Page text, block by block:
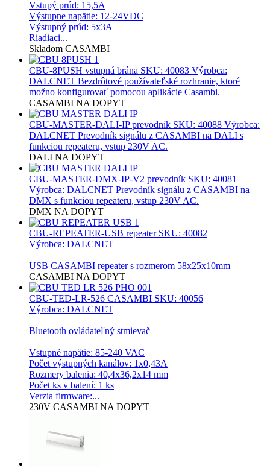
Vstupý prúd: 15,5A
Výstupne napätie: 12-24VDC
Výstupný prúd: 5x3A
Riadiaci...
Skladom CASAMBI
CBU-8PUSH vstupná brána SKU: 40083 Výrobca:
DALCNET Bezdrôtové používateľské rozhranie, ktoré
možno konfigurovať pomocou aplikácie Casambi.
CASAMBI NA DOPYT
CBU-MASTER-DALI-IP prevodník SKU: 40088 Výrobca:
DALCNET Prevodník signálu z CASAMBI na DALI s
funkciou repeateru, vstup 230V AC.
DALI NA DOPYT
CBU-MASTER-DMX-IP-V2 prevodník SKU: 40081
Výrobca: DALCNET Prevodník signálu z CASAMBI na
DMX s funkciou repeateru, vstup 230V AC.
DMX NA DOPYT
CBU-REPEATER-USB repeater SKU: 40082
Výrobca: DALCNET
USB CASAMBI repeater s rozmerom 58x25x10mm
CASAMBI NA DOPYT
CBU-TED-LR-526 CASAMBI SKU: 40056
Výrobca: DALCNET
Bluetooth ovládateľný stmievač
Vstupné napätie: 85-240 VAC
Počet výstupných kanálov: 1x0,43A
Rozmery balenia: 40,4x36,2x14 mm
Počet ks v balení: 1 ks
Verzia firmware:...
230V CASAMBI NA DOPYT